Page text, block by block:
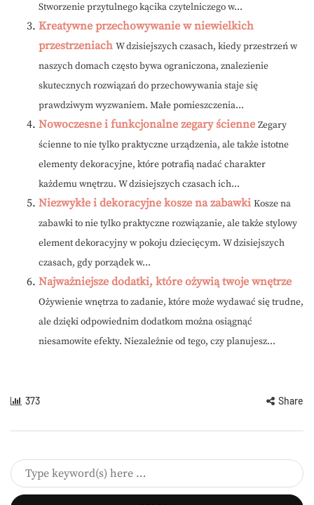
Stworzenie przytulnego kącika czytelniczego w...
Kreatywne przechowywanie w niewielkich
przestrzeniach W dzisiejszych czasach, kiedy przestrzeń w
naszych domach często bywa ograniczona, znalezienie
skutecznych rozwiązań do przechowywania staje się
prawdziwym wyzwaniem. Małe pomieszczenia...
Nowoczesne i funkcjonalne zegary ścienne Zegary
ścienne to nie tylko praktyczne urządzenia, ale także istotne
elementy dekoracyjne, które potrafią nadać charakter
każdemu wnętrzu. W dzisiejszych czasach ich...
Niezwykłe i dekoracyjne kosze na zabawki Kosze na
zabawki to nie tylko praktyczne rozwiązanie, ale także stylowy
element dekoracyjny w pokoju dziecięcym. W dzisiejszych
czasach, gdy porządek w...
Najważniejsze dodatki, które ożywią twoje wnętrze
Ożywienie wnętrza to zadanie, które może wydawać się trudne,
ale dzięki odpowiednim dodatkom można osiągnąć
niesamowite efekty. Niezależnie od tego, czy planujesz...
373 Share